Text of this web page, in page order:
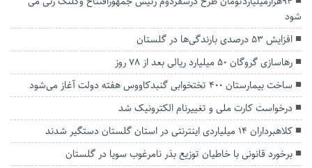
شود
افزایش ۵۳ درصدی بارندگی‌ها در گلستان
رهاسازی گروگان ۵۰ میلیارد ریالی بعد از ۷۸ روز
ساخت بیمارستان ۴۰۰ تختخوابی گنبدکاووس هفته دولت آغاز می‌شود
درخواست کارت ملی و تغییرنام الکترونیک شد
کلاهبرداران ۱۴ میلیاردی اینترنتی در استان گلستان دستگیر شدند
برخورد قانونی با خاطیان توزیع بذر نامرغوب سویا در گلستان